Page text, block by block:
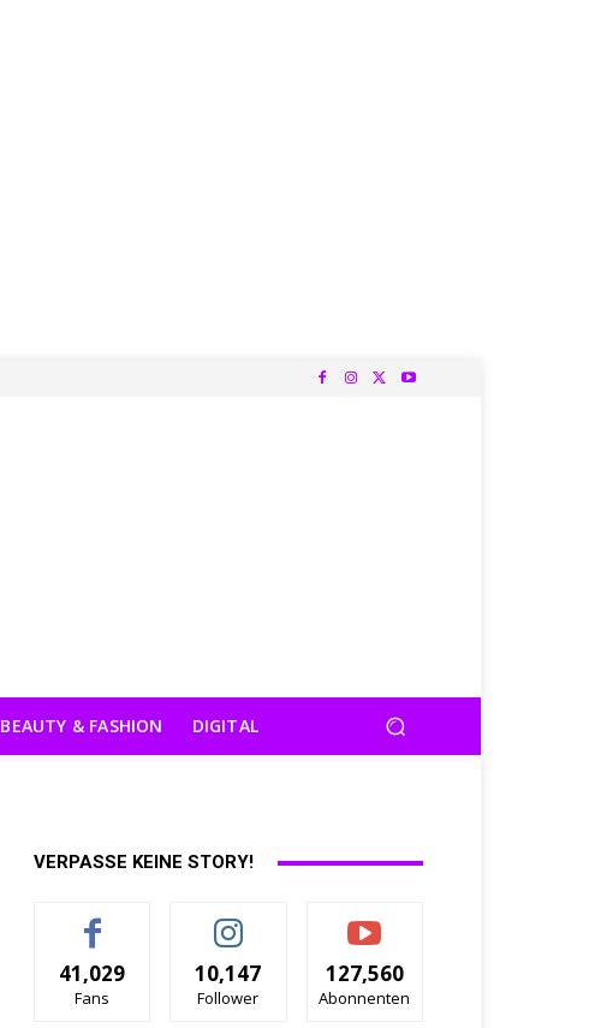
BEAUTY & FASHION DIGITAL
VERPASSE KEINE STORY!
41,029
Fans
10,147
Follower
127,560
Abonnenten